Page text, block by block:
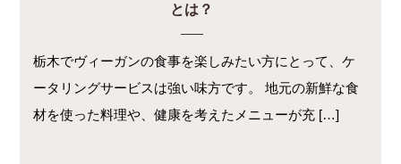
とは？
栃木でヴィーガンの食事を楽しみたい方にとって、ケ
ータリングサービスは強い味方です。 地元の新鮮な食
材を使った料理や、健康を考えたメニューが充 […]